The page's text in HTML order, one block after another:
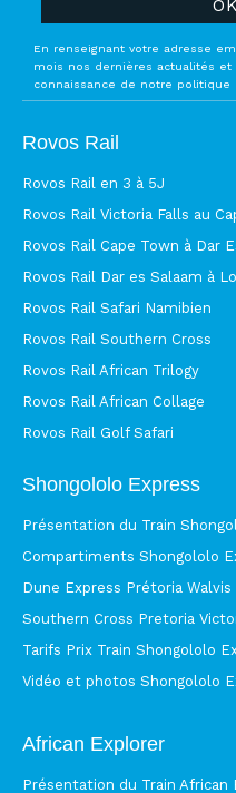
En renseignant votre adresse
mois nos dernières actualités et
connaissance de notre
Rovos Rail
Rovos Rail en 3 à 5J
Rovos Rail Victoria Falls au
Rovos Rail Cape Town à Dar
Rovos Rail Dar es Salaam à
Rovos Rail Safari Namibien
Rovos Rail Southern Cross
Rovos Rail African Trilogy
Rovos Rail African Collage
Rovos Rail Golf Safari
Shongololo Express
Présentation du Train
Compartiments Shongololo
Dune Express Prétoria Walvis
Southern Cross Pretoria
Tarifs Prix Train Shongololo
Vidéo et photos Shongololo
African Explorer
Présentation du Train African